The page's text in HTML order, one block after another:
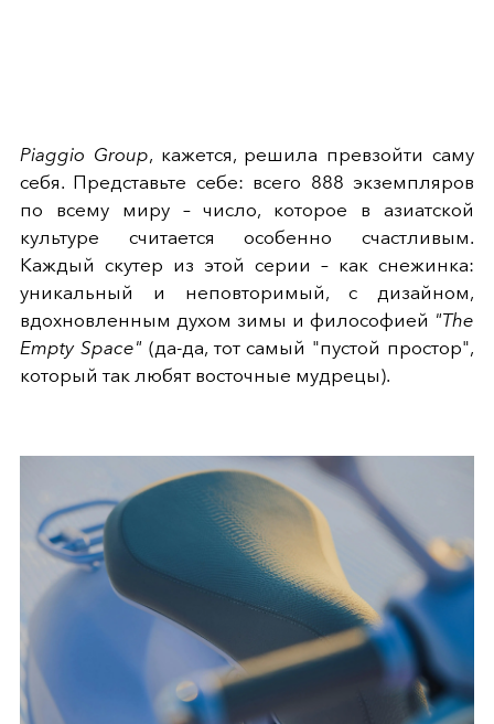
Piaggio Group, кажется, решила превзойти саму
себя. Представьте себе: всего 888 экземпляров
по всему миру – число, которое в азиатской
культуре считается особенно счастливым.
Каждый скутер из этой серии – как снежинка:
уникальный и неповторимый, с дизайном,
вдохновленным духом зимы и философией "The
Empty Space" (да-да, тот самый "пустой простор",
который так любят восточные мудрецы).